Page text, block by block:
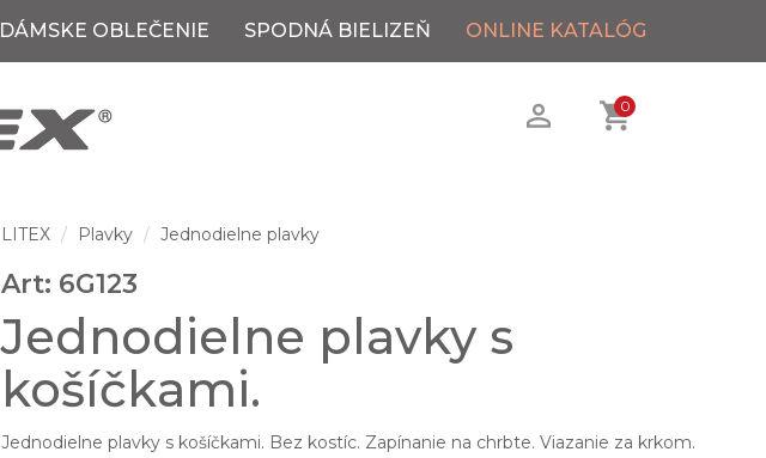
DÁMSKE OBLEČENIE SPODNÁ BIELIZEŇ ONLINE KATALÓG
0
LITEX Plavky Jednodielne plavky
Art: 6G123
Jednodielne plavky s
košíčkami.
Jednodielne plavky s košíčkami. Bez kostíc. Zapínanie na chrbte. Viazanie za krkom.